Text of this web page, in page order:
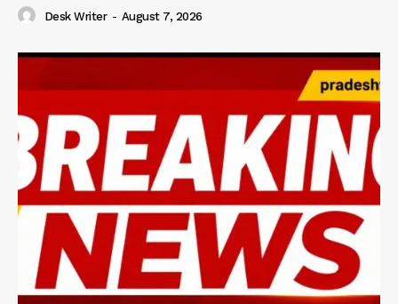
Desk Writer - August 7, 2026